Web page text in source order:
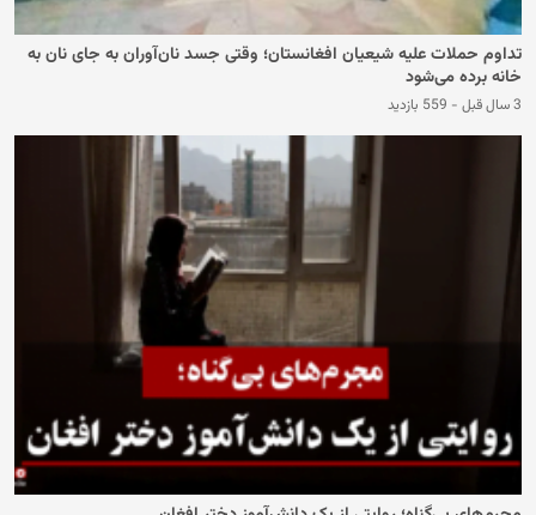
تداوم حملات علیه شیعیان افغانستان؛ وقتی جسد نان‌آوران به جای نان به
خانه برده می‌شود
3 سال قبل - 559 بازدید